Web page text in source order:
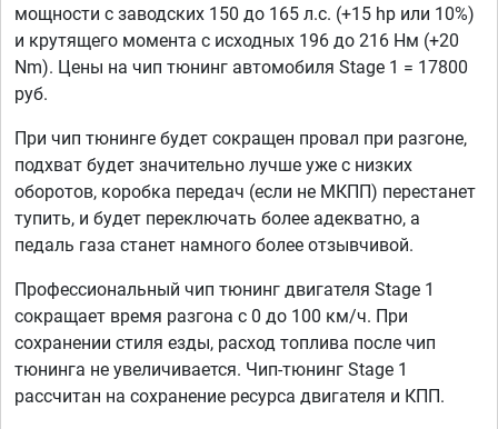
мощности с заводских 150 до 165 л.с. (+15 hp или 10%)
и крутящего момента с исходных 196 до 216 Нм (+20
Nm). Цены на чип тюнинг автомобиля Stage 1 = 17800
руб.
При чип тюнинге будет сокращен провал при разгоне,
подхват будет значительно лучше уже с низких
оборотов, коробка передач (если не МКПП) перестанет
тупить, и будет переключать более адекватно, а
педаль газа станет намного более отзывчивой.
Профессиональный чип тюнинг двигателя Stage 1
сокращает время разгона с 0 до 100 км/ч. При
сохранении стиля езды, расход топлива после чип
тюнинга не увеличивается. Чип-тюнинг Stage 1
рассчитан на сохранение ресурса двигателя и КПП.